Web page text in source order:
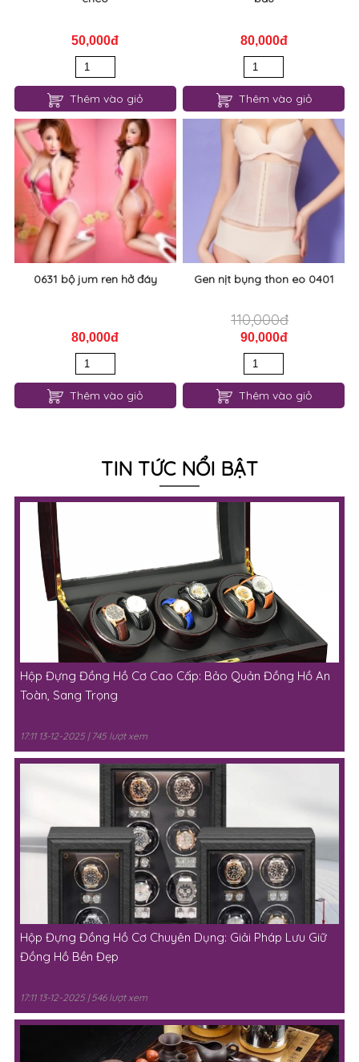
0634 quần lót đơn giản lưng
chéo
50,000đ
0633 quần lot dành cho bà
bầu
80,000đ
Thêm vào giỏ
Gen nịt bụng thon eo 0401
90,000đ
Thêm vào giỏ
TIN TỨC NỔI BẬT
Hộp Đựng Đồng Hồ Cơ Cao Cấp: Bảo Quản Đồng Hồ An
Toàn, Sang Trọng
17:11 13-12-2025 | 745 lượt xem